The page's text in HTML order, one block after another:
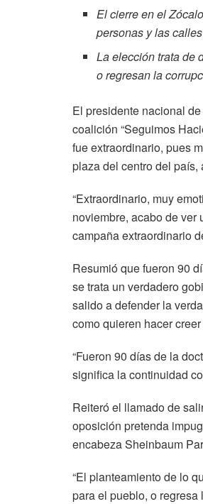
El cierre en el
personas y las
La elección trata de
o regresan la
El presidente nacional
coalición “Seguimos
fue extraordinario, pues
plaza del centro del
“Extraordinario, muy
noviembre, acabo de ver
campaña extraordinario
Resumió que fueron 90
se trata un verdadero
salido a defender la
como quieren hacer
“Fueron 90 días de la
significa la continuidad
Reiteró el llamado de
oposición pretenda
encabeza Sheinbaum
“El planteamiento de lo
para el pueblo, o